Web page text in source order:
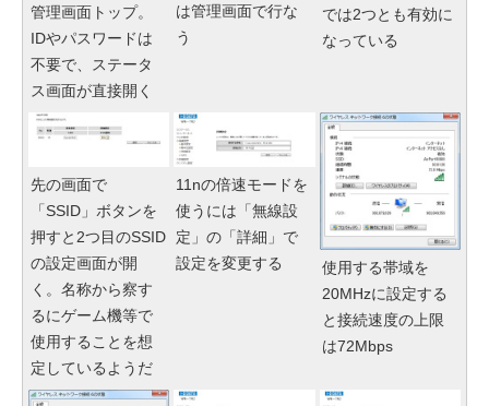
管理画面トップ。
IDやパスワードは
不要で、ステータ
ス画面が直接開く
は管理画面で行な
う
では2つとも有効に
なっている
先の画面で
「SSID」ボタンを
押すと2つ目のSSID
の設定画面が開
く。名称から察す
るにゲーム機等で
使用することを想
定しているようだ
11nの倍速モードを
使うには「無線設
定」の「詳細」で
設定を変更する
使用する帯域を
20MHzに設定する
と接続速度の上限
は72Mbps